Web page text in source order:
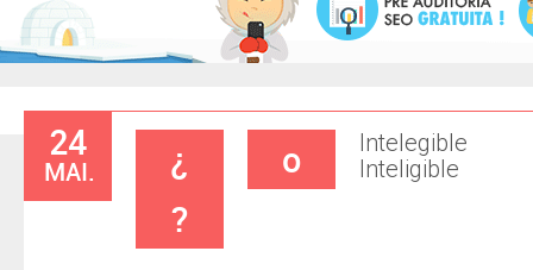
24
MAI. ¿ Intelegible
o Inteligible
?